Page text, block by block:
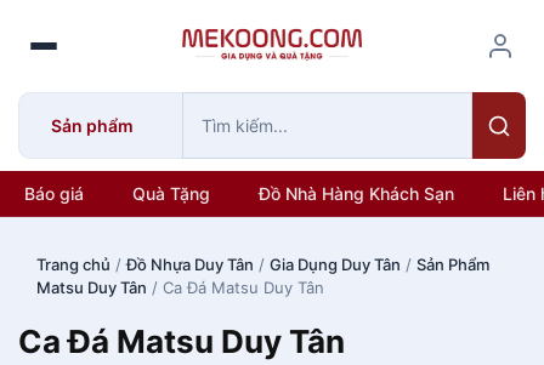
o
Sản phẩm
Báo giá Quà Tặng Đồ Nhà Hàng Khách Sạn Liên
Trang chủ /Đồ Nhựa Duy Tân / Gia Dụng Duy Tân / Sản Phẩm
Matsu Duy Tân / Ca Đá Matsu Duy Tân
Ca Đá Matsu Duy Tân